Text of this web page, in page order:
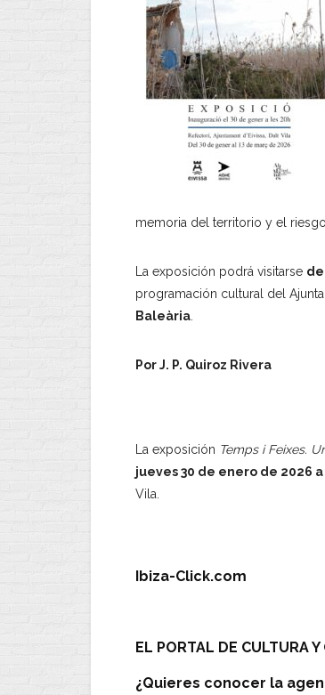
memoria del territorio y el
La exposición podrá visitarse
programación cultural del
Baleària
Por J. P. Quiroz Rivera
La exposición Temps i Feixes.
jueves 30 de enero de 2026 a
Vila.
Ibiza-Click.com
EL PORTAL DE CULTURA
¿Quieres conocer la